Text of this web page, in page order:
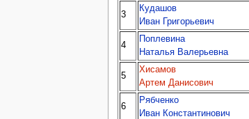
3
Кудашов
Иван Григорьевич
4
Поплевина
Наталья Валерьевна
5
Хисамов
Артем Данисович
6
Рябченко
Иван Константинович